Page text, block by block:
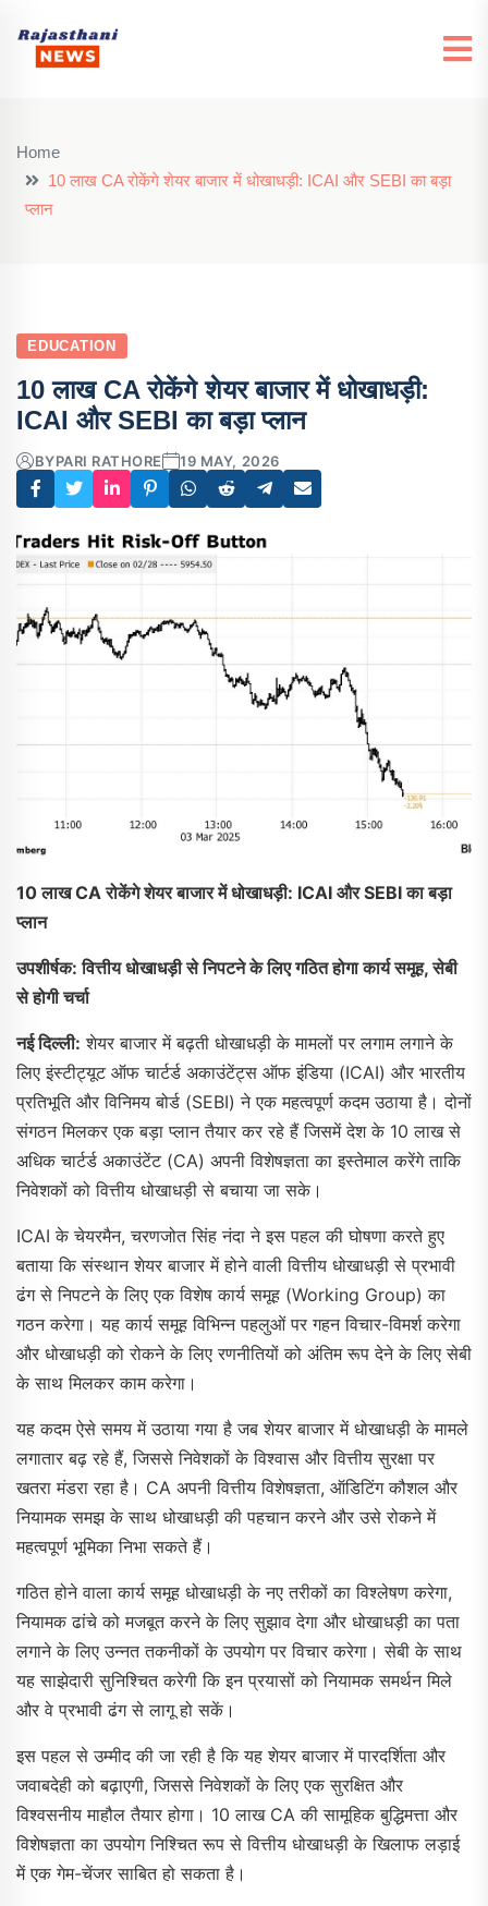
Home
10 लाख CA रोकेंगे शेयर बाजार में धोखाधड़ी: ICAI और SEBI का बड़ा
प्लान
EDUCATION
10 लाख CA रोकेंगे शेयर बाजार में धोखाधड़ी:
ICAI और SEBI का बड़ा प्लान
BYPARI RATHORE 19 MAY, 2026
10 लाख CA रोकेंगे शेयर बाजार में धोखाधड़ी: ICAI और SEBI का बड़ा
प्लान
उपशीर्षक: वित्तीय धोखाधड़ी से निपटने के लिए गठित होगा कार्य समूह, सेबी
से होगी चर्चा
नई दिल्ली: शेयर बाजार में बढ़ती धोखाधड़ी के मामलों पर लगाम लगाने के
लिए इंस्टीट्यूट ऑफ चार्टर्ड अकाउंटेंट्स ऑफ इंडिया (ICAI) और भारतीय
प्रतिभूति और विनिमय बोर्ड (SEBI) ने एक महत्वपूर्ण कदम उठाया है। दोनों
संगठन मिलकर एक बड़ा प्लान तैयार कर रहे हैं जिसमें देश के 10 लाख से
अधिक चार्टर्ड अकाउंटेंट (CA) अपनी विशेषज्ञता का इस्तेमाल करेंगे ताकि
निवेशकों को वित्तीय धोखाधड़ी से बचाया जा सके।
ICAI के चेयरमैन, चरणजोत सिंह नंदा ने इस पहल की घोषणा करते हुए
बताया कि संस्थान शेयर बाजार में होने वाली वित्तीय धोखाधड़ी से प्रभावी
ढंग से निपटने के लिए एक विशेष कार्य समूह (working Group) का
गठन करेगा। यह कार्य समूह विभिन्न पहलुओं पर गहन विचार-विमर्श करेगा
और धोखाधड़ी को रोकने के लिए रणनीतियों को अंतिम रूप देने के लिए सेबी
के साथ मिलकर काम करेगा।
यह कदम ऐसे समय में उठाया गया है जब शेयर बाजार में धोखाधड़ी के मामले
लगातार बढ़ रहे हैं, जिससे निवेशकों के विश्वास और वित्तीय सुरक्षा पर
खतरा मंडरा रहा है। CA अपनी वित्तीय विशेषज्ञता, ऑडिटिंग कौशल और
नियामक समझ के साथ धोखाधड़ी की पहचान करने और उसे रोकने में
महत्वपूर्ण भूमिका निभा सकते हैं।
गठित होने वाला कार्य समूह धोखाधड़ी के नए तरीकों का विश्लेषण करेगा,
नियामक ढांचे को मजबूत करने के लिए सुझाव देगा और धोखाधड़ी का पता
लगाने के लिए उन्नत तकनीकों के उपयोग पर विचार करेगा। सेबी के साथ
यह साझेदारी सुनिश्चित करेगी कि इन प्रयासों को नियामक समर्थन मिले
और वे प्रभावी ढंग से लागू हो सकें।
इस पहल से उम्मीद की जा रही है कि यह शेयर बाजार में पारदर्शिता और
जवाबदेही को बढ़ाएगी, जिससे निवेशकों के लिए एक सुरक्षित और
विश्वसनीय माहौल तैयार होगा। 10 लाख CA की सामूहिक बुद्धिमत्ता और
विशेषज्ञता का उपयोग निश्चित रूप से वित्तीय धोखाधड़ी के खिलाफ लड़ाई
में एक गेम-चेंजर साबित हो सकता है।